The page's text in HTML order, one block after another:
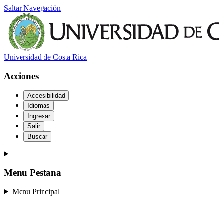
Saltar Navegación
Universidad de Costa Rica
Acciones
Accesibilidad
Idiomas
Ingresar
Salir
Buscar
Menu Pestana
Menu Principal